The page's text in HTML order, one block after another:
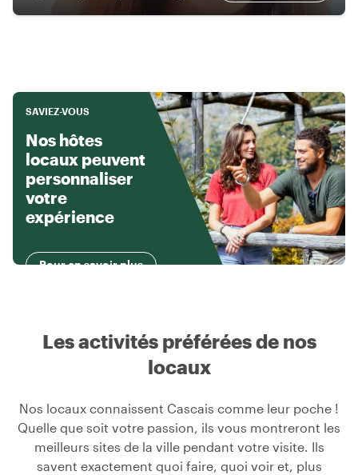
SAVIEZ-VOUS
Nos hôtes
locaux peuvent
personnaliser
votre
expérience
Pour en savoir plus
Les activités préférées de nos
locaux
Nos locaux connaissent Cascais comme leur poche !
Quelle que soit votre passion, ils vous montreront les
meilleurs sites de la ville pendant votre visite. Ils
savent exactement quoi faire, quoi voir et, plus